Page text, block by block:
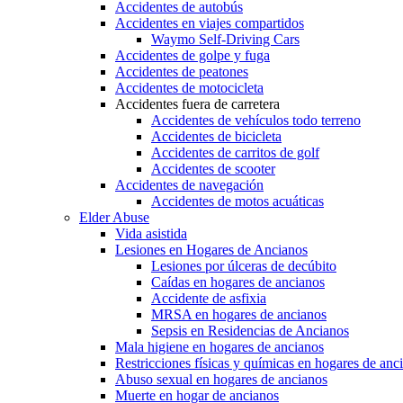
Accidentes de autobús
Accidentes en viajes compartidos
Waymo Self-Driving Cars
Accidentes de golpe y fuga
Accidentes de peatones
Accidentes de motocicleta
Accidentes fuera de carretera
Accidentes de vehículos todo terreno
Accidentes de bicicleta
Accidentes de carritos de golf
Accidentes de scooter
Accidentes de navegación
Accidentes de motos acuáticas
Elder Abuse
Vida asistida
Lesiones en Hogares de Ancianos
Lesiones por úlceras de decúbito
Caídas en hogares de ancianos
Accidente de asfixia
MRSA en hogares de ancianos
Sepsis en Residencias de Ancianos
Mala higiene en hogares de ancianos
Restricciones físicas y químicas en hogares de
Abuso sexual en hogares de ancianos
Muerte en hogar de ancianos